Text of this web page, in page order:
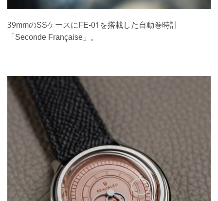
39mmのSSケースにFE-01を搭載した自動巻時計
「Seconde Française」。